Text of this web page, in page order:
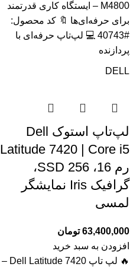
M4800 – ایستگاه کاری قدرتمند
برای حرفه‌ای‌ها 🔖 کد محصول:
#40743 💻 لپ‌تاپ حرفه‌ای با
پردازنده
DELL
لپ‌تاپ استوک Dell
Latitude 7420 | Core i5
رم 16، SSD 256،
گرافیک Iris نمایشگر
لمسی
63,400,000 تومان
افزودن به سبد خرید
🔥 لپ تاپ Dell Latitude 7420 –